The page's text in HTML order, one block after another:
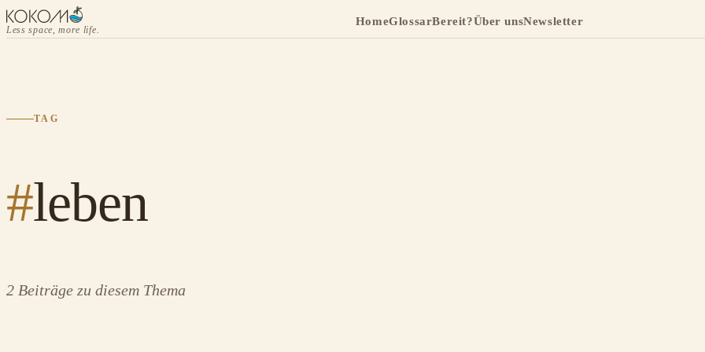
Less space, more life.
HomeGlossarBereit?Über unsNewsletter
TAG
#leben
2 Beiträge zu diesem Thema